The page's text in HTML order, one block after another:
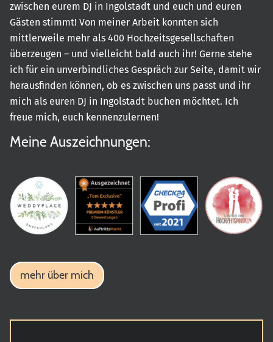
zwischen eurem DJ in Ingolstadt und euch und euren
Gästen stimmt! Von meiner Arbeit konnten sich
mittlerweile mehr als 400 Hochzeitsgesellschaften
überzeugen – und vielleicht bald auch ihr! Gerne stehe
ich für ein unverbindliches Gespräch zur Seite, damit wir
herausfinden können, ob es zwischen uns passt und ihr
mich als euren DJ in Ingolstadt buchen möchtet. Ich
freue mich, euch kennenzulernen!
Meine Auszeichnungen:
mehr über mich